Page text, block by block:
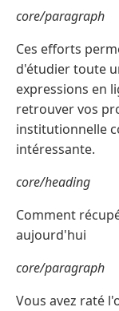
core/paragraph
Ces efforts
d'étudier toute
expressions en
retrouver vos
institutionnelle
intéressante.
core/heading
Comment
aujourd'hui
core/paragraph
Vous avez raté